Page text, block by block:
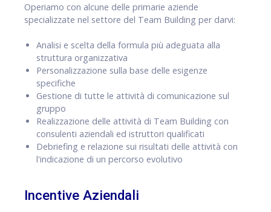
Operiamo con alcune delle primarie aziende
specializzate nel settore del Team Building per darvi:
Analisi e scelta della formula più adeguata alla
struttura organizzativa
Personalizzazione sulla base delle esigenze
specifiche
Gestione di tutte le attività di comunicazione sul
gruppo
Realizzazione delle attività di Team Building con
consulenti aziendali ed istruttori qualificati
Debriefing e relazione sui risultati delle attività con
l'indicazione di un percorso evolutivo
Incentive Aziendali